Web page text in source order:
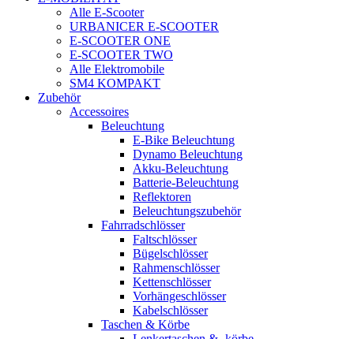
Alle E-Scooter
URBANICER E-SCOOTER
E-SCOOTER ONE
E-SCOOTER TWO
Alle Elektromobile
SM4 KOMPAKT
Zubehör
Accessoires
Beleuchtung
E-Bike Beleuchtung
Dynamo Beleuchtung
Akku-Beleuchtung
Batterie-Beleuchtung
Reflektoren
Beleuchtungszubehör
Fahrradschlösser
Faltschlösser
Bügelschlösser
Rahmenschlösser
Kettenschlösser
Vorhängeschlösser
Kabelschlösser
Taschen & Körbe